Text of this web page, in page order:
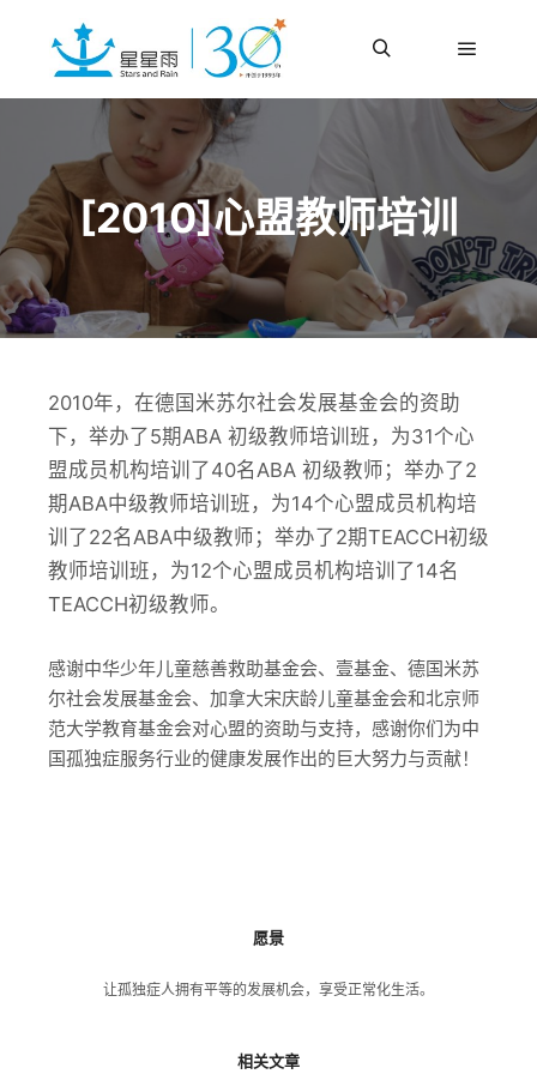
[2010]心盟教师培训
2010年，在德国米苏尔社会发展基金会的资助
下，举办了5期ABA 初级教师培训班，为31个心
盟成员机构培训了40名ABA 初级教师；举办了2
期ABA中级教师培训班，为14个心盟成员机构培
训了22名ABA中级教师；举办了2期TEACCH初级
教师培训班，为12个心盟成员机构培训了14名
TEACCH初级教师。
感谢中华少年儿童慈善救助基金会、壹基金、德国米苏
尔社会发展基金会、加拿大宋庆龄儿童基金会和北京师
范大学教育基金会对心盟的资助与支持，感谢你们为中
国孤独症服务行业的健康发展作出的巨大努力与贡献！
愿景
让孤独症人拥有平等的发展机会，享受正常化生活。
相关文章